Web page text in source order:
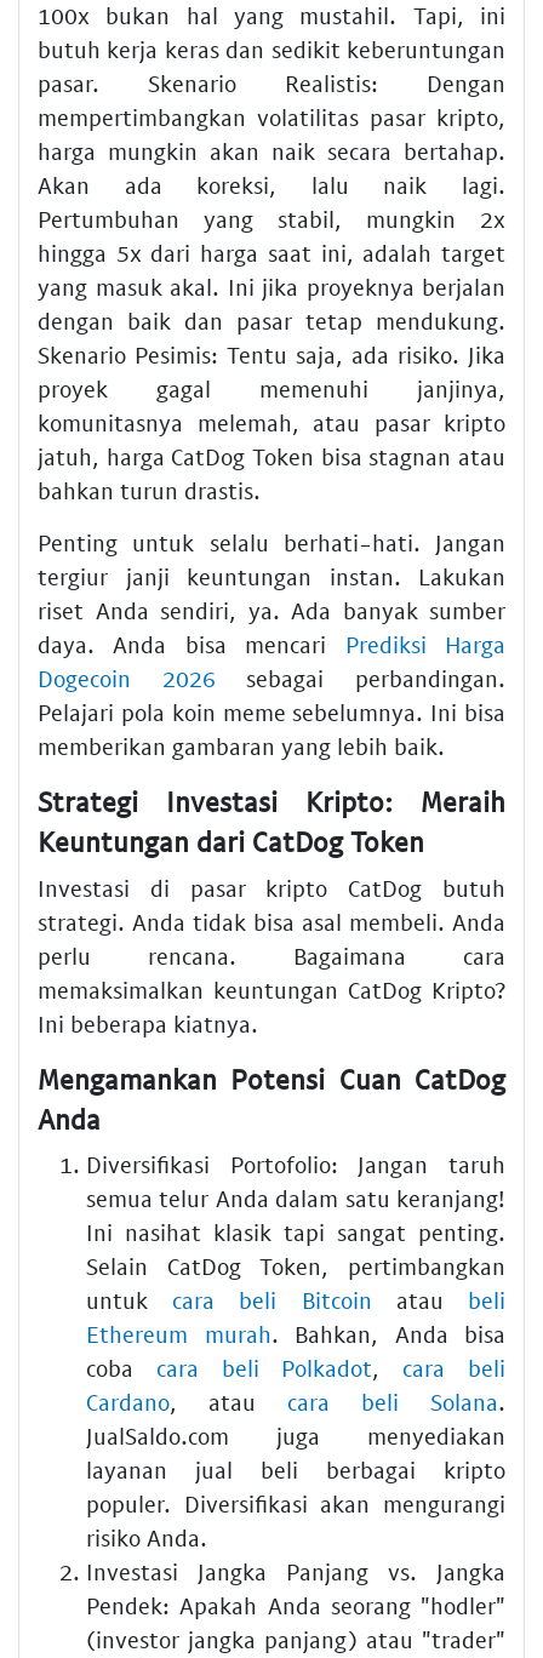
100x bukan hal yang mustahil. Tapi, ini
butuh kerja keras dan sedikit keberuntungan
pasar. Skenario Realistis: Dengan
mempertimbangkan volatilitas pasar kripto,
harga mungkin akan naik secara bertahap.
Akan ada koreksi, lalu naik lagi.
Pertumbuhan yang stabil, mungkin 2x
hingga 5x dari harga saat ini, adalah target
yang masuk akal. Ini jika proyeknya berjalan
dengan baik dan pasar tetap mendukung.
Skenario Pesimis: Tentu saja, ada risiko. Jika
proyek gagal memenuhi janjinya,
komunitasnya melemah, atau pasar kripto
jatuh, harga CatDog Token bisa stagnan atau
bahkan turun drastis.
Penting untuk selalu berhati-hati. Jangan
tergiur janji keuntungan instan. Lakukan
riset Anda sendiri, ya. Ada banyak sumber
daya. Anda bisa mencari Prediksi Harga
Dogecoin 2026 sebagai perbandingan.
Pelajari pola koin meme sebelumnya. Ini bisa
memberikan gambaran yang lebih baik.
Strategi Investasi Kripto: Meraih
Keuntungan dari CatDog Token
Investasi di pasar kripto CatDog butuh
strategi. Anda tidak bisa asal membeli. Anda
perlu rencana. Bagaimana cara
memaksimalkan keuntungan CatDog Kripto?
Ini beberapa kiatnya.
Mengamankan Potensi Cuan CatDog
Anda
Diversifikasi Portofolio: Jangan taruh
semua telur Anda dalam satu keranjang!
Ini nasihat klasik tapi sangat penting.
Selain CatDog Token, pertimbangkan
untuk cara beli Bitcoin atau beli
Ethereum murah. Bahkan, Anda bisa
coba cara beli Polkadot, cara beli
Cardano, atau cara beli Solana.
JualSaldo.com juga menyediakan
layanan jual beli berbagai kripto
populer. Diversifikasi akan mengurangi
risiko Anda.
Investasi Jangka Panjang vs. Jangka
Pendek: Apakah Anda seorang "hodler"
(investor jangka panjang) atau "trader"